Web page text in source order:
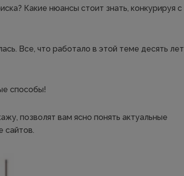
Какие нюансы стоит знать, конкурируя с
Все, что работало в этой теме десять лет
способы!
позволят вам ясно понять актуальные
сайтов.